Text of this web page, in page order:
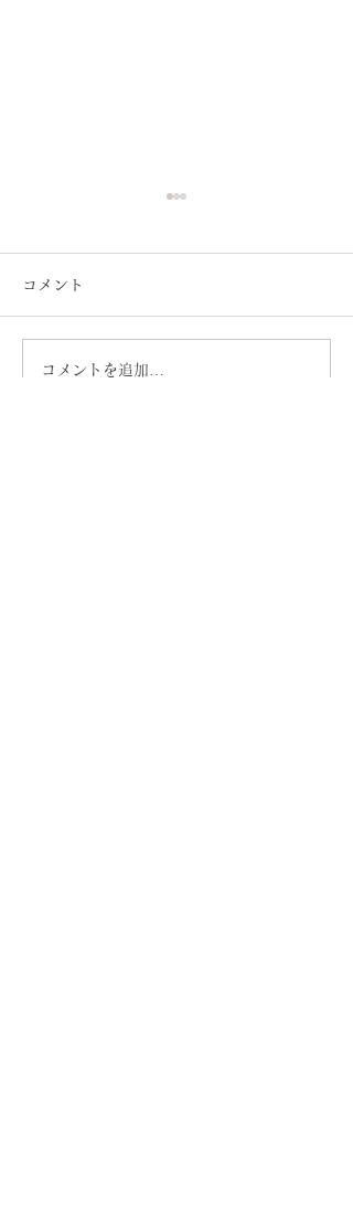
1分で読める強迫症の理
コメント
コメントを追加…